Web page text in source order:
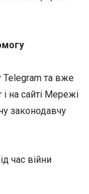
Telegram та вже
на сайті Мережі
законодавчу
час війни